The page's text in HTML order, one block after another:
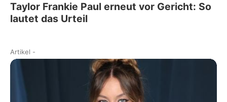
Taylor Frankie Paul erneut vor Gericht: So
lautet das Urteil
Artikel -